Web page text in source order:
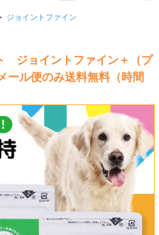
ジョイントファイン
ョイントファイン＋（プ
ル便のみ送料無料（時間